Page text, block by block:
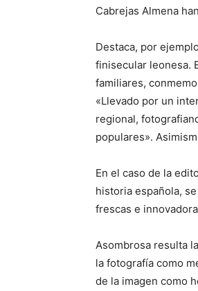
Cabrejas Almena
Destaca, por
finisecular leonesa.
familiares,
«Llevado por un
regional,
populares».
En el caso de la
historia española,
frescas e
Asombrosa resulta
la fotografía como
de la imagen como